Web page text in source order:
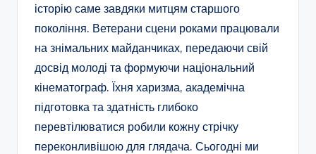
історію саме завдяки митцям старшого
покоління. Ветерани сцени роками працювали
на знімальних майданчиках, передаючи свій
досвід молоді та формуючи національний
кінематограф. Їхня харизма, академічна
підготовка та здатність глибоко
перевтілюватися робили кожну стрічку
переконливішою для глядача. Сьогодні ми